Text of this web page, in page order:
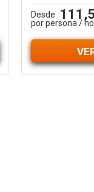
Desde
por persona /